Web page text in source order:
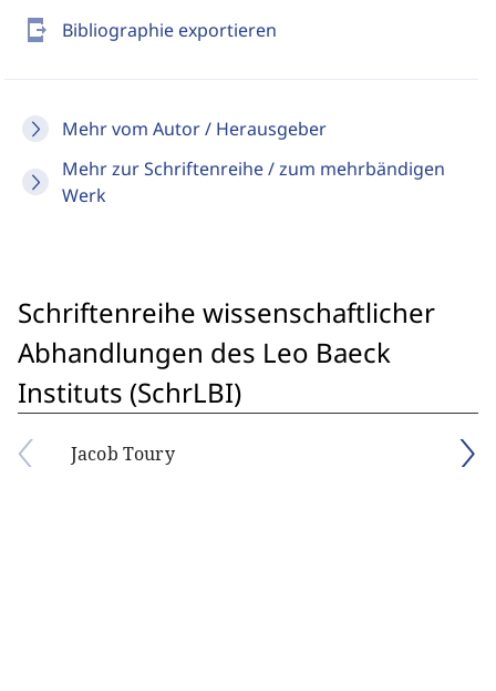
send_to_mobile Bibliographie exportieren
Mehr vom Autor / Herausgeber
Mehr zur Schriftenreihe / zum mehrbändigen
Werk
Schriftenreihe wissenschaftlicher
Abhandlungen des Leo Baeck
Instituts (SchrLBI)
Jacob Toury